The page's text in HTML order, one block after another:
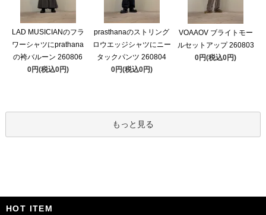
LAD MUSICIANのフラ
ワーシャツにprathana
の袴バルーン 260806
0円(税込0円)
prasthanaのストリング
ロウエッジシャツにニー
タックパンツ 260804
0円(税込0円)
VOAAOV ブライトモー
ルセットアップ 260803
0円(税込0円)
もっと見る
HOT ITEM